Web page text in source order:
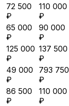
72 500
₽
110 000
₽
65 000
₽
90 000
₽
125 000
₽
137 500
₽
49 000
₽
793 750
₽
86 500
₽
110 000
₽